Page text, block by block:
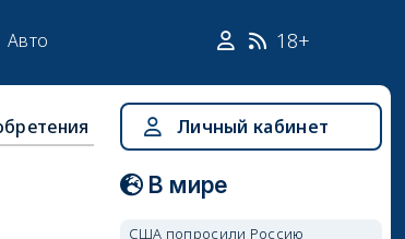
Авто 18+
Личный кабинет
В мире
США попросили Россию